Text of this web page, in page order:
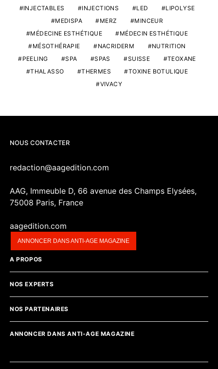
INJECTABLES
INJECTIONS LED
LIPOLYSE
MEDISPA
MERZ
MINCEUR
MÉDECINE ESTHÉTIQUE
MÉDECIN ESTHÉTIQUE
MÉSOTHÉRAPIE
NACRIDERM
NUTRITION
PEELING
SPA SPAS SUISSE
TEOXANE
THALASSO
THERMES
TOXINE BOTULIQUE
VIVACY
NOUS CONTACTER
redaction@aagedition.com
AAG, Immeuble D, 66 avenue des Champs Elysées,
75008 Paris, France
aagedition.com
ANNONCER DANS ANTI-AGE MAGAZINE
A PROPOS
NOS EXPERTS
NOS PARTENAIRES
ANNONCER DANS ANTI-AGE MAGAZINE